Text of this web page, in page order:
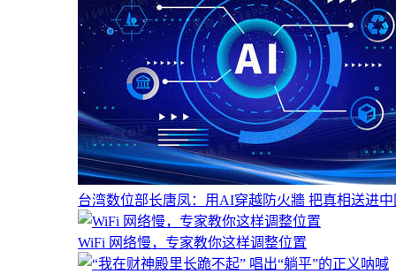
台湾数位部长唐凤：用AI穿越防火牆 把真相送进中
WiFi 网络慢，专家教你这样调整位置